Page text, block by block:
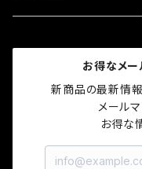
プロテクター
グローブ
お得なメー
新商品の最新情報
メール
お得な